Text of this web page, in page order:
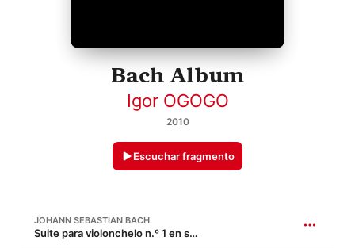
Bach Album
Igor OGOGO
2010
Escuchar fragmento
JOHANN SEBASTIAN BACH
Suite para violonchelo n.º 1 en sol mayor, BWV 1007